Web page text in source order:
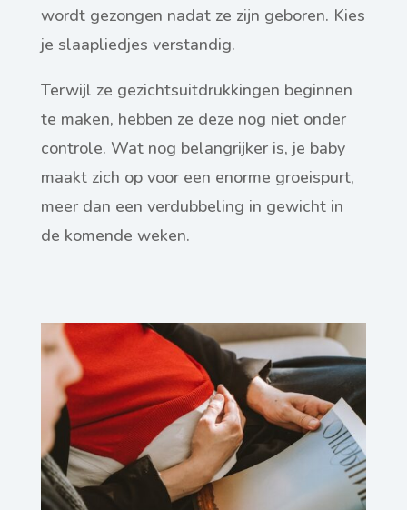
wordt gezongen nadat ze zijn geboren. Kies
je slaapliedjes verstandig.
Terwijl ze gezichtsuitdrukkingen beginnen
te maken, hebben ze deze nog niet onder
controle. Wat nog belangrijker is, je baby
maakt zich op voor een enorme groeispurt,
meer dan een verdubbeling in gewicht in
de komende weken.